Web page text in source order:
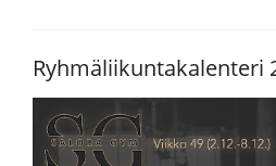
Ryhmäliikuntakalenteri